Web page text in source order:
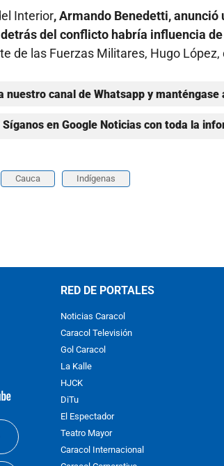
Interior, Armando Benedetti,
del conflicto habría influencia
de las Fuerzas Militares, Hugo
nuestro canal de Whatsapp y
en Google Noticias con toda la
Cauca Indígenas
youtube-
RED DE PORTALES
Noticias Caracol
Caracol Televisión
Gol Caracol
La Kalle
HJCK
DiTu
El Espectador
Teatro Mayor
Caracol Internacional